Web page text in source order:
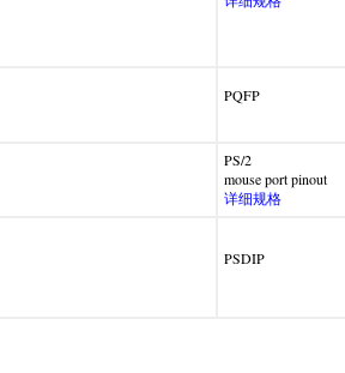
PQFP
PS/2
mouse port pinout
详细规格
PSDIP